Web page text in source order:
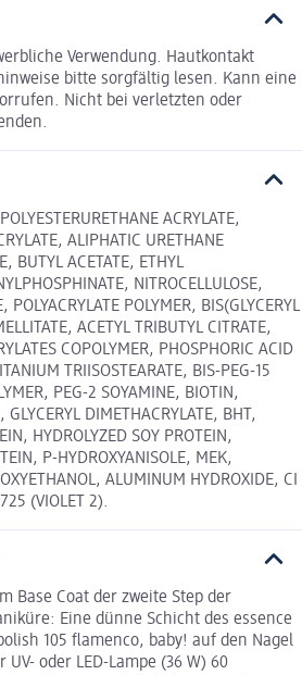
Verwendung. Hautkontakt
bitte sorgfältig lesen. Kann eine
Nicht bei verletzten oder
ACRYLATE,
ALIPHATIC URETHANE
BUTYL ACETATE, ETHYL
NITROCELLULOSE,
POLYACRYLATE POLYMER, BIS(GLYCERYL
ACETYL TRIBUTYL CITRATE,
COPOLYMER, PHOSPHORIC ACID
TRIISOSTEARATE, BIS-PEG-15
PEG-2 SOYAMINE, BIOTIN,
DIMETHACRYLATE, BHT,
HYDROLYZED SOY PROTEIN,
P-HYDROXYANISOLE, MEK,
ALUMINUM HYDROXIDE, CI
(VIOLET 2).
Base Coat der zweite Step der
Eine dünne Schicht des essence
105 flamenco, baby! auf den Nagel
oder LED-Lampe (36 W) 60